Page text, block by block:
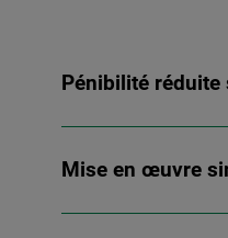
Pénibilité réduite
Mise en œuvre